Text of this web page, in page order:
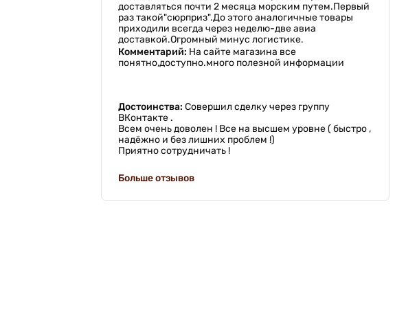
доставляться почти 2 месяца морским путем.Первый
раз такой"сюрприз".До этого аналогичные товары
приходили всегда через неделю-две авиа
доставкой.Огромный минус логистике.
Комментарий: На сайте магазина все
понятно,доступно.много полезной информации
Достоинства: Совершил сделку через группу
ВКонтакте .
Всем очень доволен ! Все на высшем уровне ( быстро ,
надёжно и без лишних проблем !)
Приятно сотрудничать !
Больше отзывов